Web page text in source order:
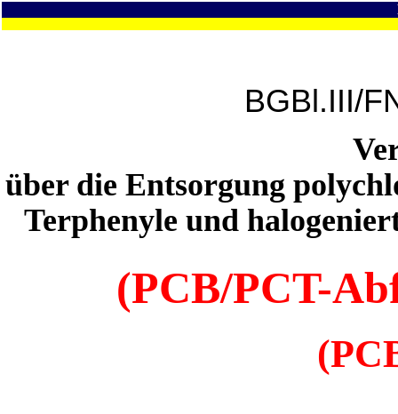
BGBl.III/
über die Entsorgung
Terphenyle und
(PCB/PCT-